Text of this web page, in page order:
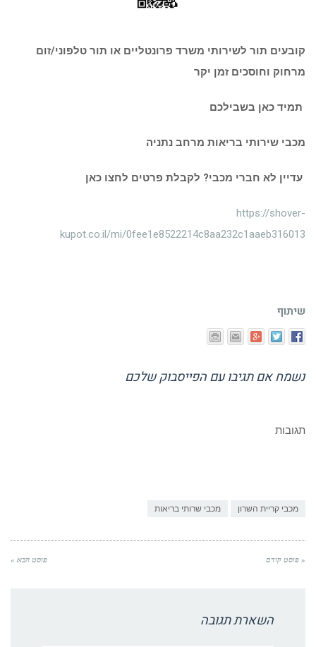
קובעים תור לשירותי משרד פרונטליים או תור טלפוני/זום
מרחוק וחוסכים זמן יקר
תמיד כאן בשבילכם
מכבי שירותי בריאות מרחב נתניה
עדיין לא חברי מכבי? לקבלת פרטים לחצו כאן
https://shover-
kupot.co.il/mi/0fee1e8522214c8aa232c1aaeb316013
שיתוף
נשמח אם תגיבו עם הפייסבוק שלכם
תגובות
מכבי קריית השרון מכבי שרותי בריאות
« פוסט קודם פוסט הבא »
השארת תגובה